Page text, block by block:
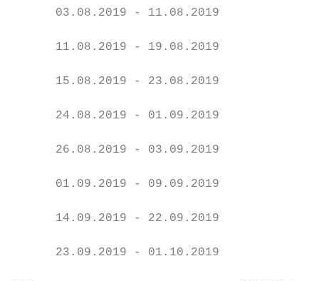
03.08.2019 - 11.08.2019
11.08.2019 - 19.08.2019
15.08.2019 - 23.08.2019
24.08.2019 - 01.09.2019
26.08.2019 - 03.09.2019
01.09.2019 - 09.09.2019
14.09.2019 - 22.09.2019
23.09.2019 - 01.10.2019